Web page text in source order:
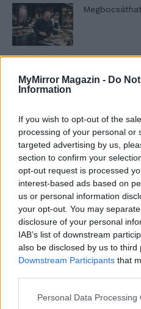
MyMirror Magazin - Do
Information
If you wish to opt-out of the
processing of your personal or
targeted advertising by us,
section to confirm your
opt-out request is processed
interest-based ads based on
us or personal information
your opt-out. You may
disclosure of your personal
IAB’s list of downstream
also be disclosed by us to third
Downstream Participants that
Personal Data Processing
Szent
jelképe
Minka 12. rész
Minka 11. rész
T. szereti a
Pedig